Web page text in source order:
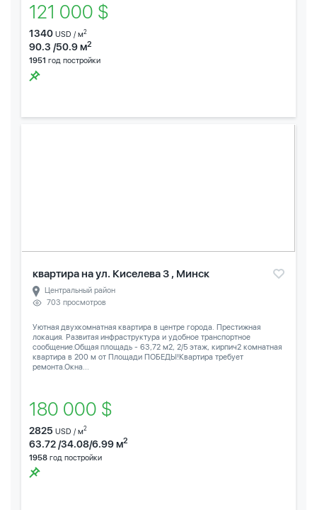
121 000 $
1340 USD / м2
90.3 /50.9 м2
1951 год постройки
квартира на ул. Киселева 3 , Минск
Центральный район
703 просмотров
Уютная двухкомнатная квартира в центре города. Престижная
локация. Развитая инфраструктура и удобное транспортное
сообщение.Общая площадь - 63,72 м2, 2/5 этаж, кирпич2 комнатная
квартира в 200 м от Площади ПОБЕДЫ!Квартира требует
ремонта.Окна...
180 000 $
2825 USD / м2
63.72 /34.08/6.99 м2
1958 год постройки